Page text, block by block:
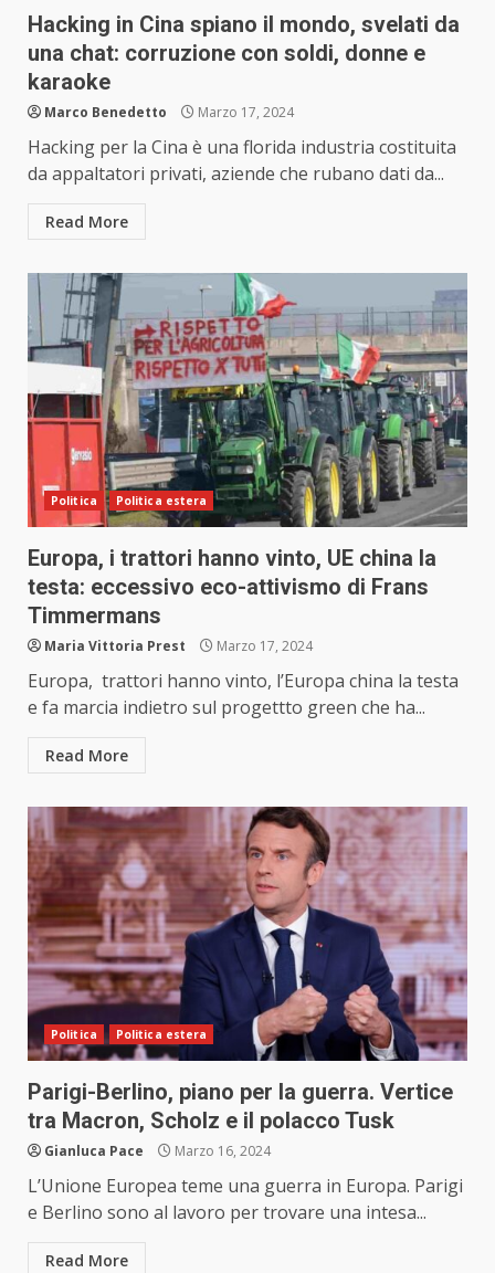
Hacking in Cina spiano il mondo, svelati da
una chat: corruzione con soldi, donne e
karaoke
Marco Benedetto Marzo 17, 2024
Hacking per la Cina è una florida industria costituita
da appaltatori privati, aziende che rubano dati da...
Read More
Politica Politica estera
Europa, i trattori hanno vinto, UE china la
testa: eccessivo eco-attivismo di Frans
Timmermans
Maria Vittoria Prest Marzo 17, 2024
Europa, trattori hanno vinto, l’Europa china la testa
e fa marcia indietro sul progettto green che ha...
Read More
Politica Politica estera
Parigi-Berlino, piano per la guerra. Vertice
tra Macron, Scholz e il polacco Tusk
Gianluca Pace Marzo 16, 2024
L’Unione Europea teme una guerra in Europa. Parigi
e Berlino sono al lavoro per trovare una intesa...
Read More